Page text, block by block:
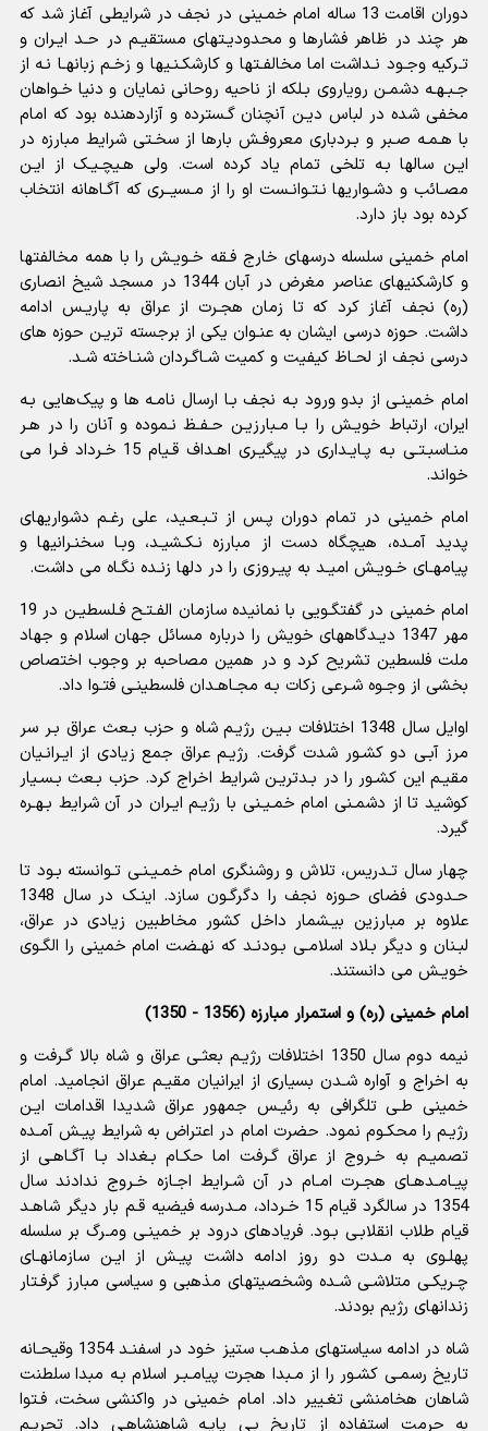
دوران اقامت 13 ساله امام خمـینى در نجف در شرایطى آغاز شد که
هر چند در ظاهر فشارها و محدودیـتهاى مستقیـم در حـد ایـران و
تـرکیه وجـود نـداشت اما مخالفـتها و کارشکـنـیها و زخـم زبانهـا نـه از
جـبـهـه دشمـن رویاروی بـلکه از ناحیه روحانى نمایان و دنیا خـواهان
مخفى شده در لباس دیـن آنچنان گـسترده و آزاردهنده بود که امام
با هـمـه صـبر و بـردبارى معروفـش بارها از سخـتى شرایط مبارزه در
ایـن سالها بـه تلخى تمام یاد کرده است. ولى هـیچـیـک از ایـن
مصـائب و دشـواریها نـتـوانـست او را از مـسیــرى که آگـاهانه انتخاب
کرده بود باز دارد.
امام خمینى سلسله درسهاى خارج فـقه خـویـش را با همه مخالفتها
و کارشکنیهاى عناصر مغرض در آبان 1344 در مسجد شیخ انصارى
(ره) نجف آغاز کرد که تا زمان هجـرت از عراق به پاریـس ادامه
داشت. حوزه درسى ایشان به عنـوان یکى از برجسته تریـن حوزه هاى
درسى نجف از لحـاظ کیفیت و کمیت شـاگـردان شنـاخته شـد.
امام خمینـى از بدو ورود بـه نجف بـا ارسال نامـه ها و پیک‌هایى بـه
ایران، ارتباط خویـش را بـا مـبارزیـن حـفـظ نـموده و آنان را در هـر
منـاسبـتـى بـه پـایـدارى در پیگیـرى اهـداف قـیام 15 خـرداد فـرا مى
خواند.
امام خمینى در تمام دوران پـس از تـبـعـید، علی رغـم دشواریهاى
پدید آمـده، هیچگاه دست از مبارزه نـکـشیـد، وبـا سخنـرانیها و
پیامهـاى خـویـش امیـد به پیـروزى را در دلها زنـده نگـاه مى داشت.
امام خمینى در گفتگـویى با نمانیده سازمان الفـتـح فـلسطیـن در 19
مهر 1347 دیـدگاههاى خویش را درباره مسائل جهان اسلام و جهاد
ملت فلسطین تشریح کرد و در همین مصاحبه بر وجوب اختصاص
بخشى از وجـوه شـرعى زکات بـه مجـاهـدان فلسطینـى فتـوا داد.
اوایل سال 1348 اختلافات بـیـن رژیـم شاه و حزب بـعث عراق بـر سر
مرز آبـى دو کشـور شدت گرفت. رژیـم عراق جمع زیادى از ایـرانـیان
مقیـم این کشـور را در بـدتریـن شرایط اخراج کرد. حزب بـعث بـسـیار
کوشید تا از دشمـنى امام خمـیـنى با رژیـم ایـران در آن شرایط بـهـره
گیرد.
چهار سال تـدریس، تلاش و روشنگرى امام خمـیـنـى تـوانسته بـود تا
حـدودى فضاى حـوزه نجف را دگرگـون سازد. اینـک در سال 1348
علاوه بر مبارزین بیـشمار داخل کشور مخاطبین زیادى در عراق،
لبـنان و دیگر بـلاد اسلامـى بـودنـد که نهـضت امام خمینى را الگـوى
خویـش مى دانستند.
امام خمینی (ره) و استمرار مبارزه (1356 - 1350)
نیمه دوم سال 1350 اختلافات رژیـم بعثـى عراق و شاه بالا گـرفت و
به اخراج و آواره شـدن بسیارى از ایرانیان مقیـم عراق انجامید. امام
خمینى طـى تلگرافى به رئیـس جمهور عراق شدیدا اقدامات ایـن
رژیـم را محکـوم نمود. حضرت امام در اعتراض به شرایط پیـش آمـده
تصمیـم به خـروج از عراق گـرفت اما حکـام بـغداد بـا آگـاهـى از
پیـامـدهـاى هجـرت امـام در آن شـرایط اجـازه خـروج ندادند سال
1354 در سالگرد قیام 15 خـرداد، مـدرسه فیضیه قـم بار دیگر شاهـد
قیام طلاب انقلابـى بـود. فریادهاى درود بر خمینـى ومـرگ بر سلسله
پهلـوى به مـدت دو روز ادامه داشت پیـش از ایـن سازمانهـاى
چـریکـى متلاشـى شـده وشخصیتهاى مذهبى و سیاسى مبارز گرفـتار
زندانهاى رژیم بودند.
شاه در ادامه سیاستهاى مذهـب ستیز خود در اسفنـد 1354 وقیحـانه
تاریخ رسمـى کشـور را از مـبدا هجرت پیامـبـر اسلام بـه مبدا سلطنت
شاهان هخامنشى تغـییر داد. امام خمینى در واکنشى سخت، فـتوا
به حرمت استفاده از تاریخ بـى پایـه شاهنشاهـى داد. تحریـم